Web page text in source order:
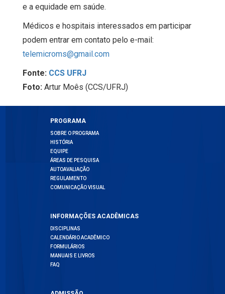
e a equidade em saúde.
Médicos e hospitais interessados em participar
podem entrar em contato pelo e-mail:
telemicroms@gmail.com
Fonte: CCS UFRJ
Foto: Artur Moês (CCS/UFRJ)
PROGRAMA
SOBRE O PROGRAMA
HISTÓRIA
EQUIPE
ÁREAS DE PESQUISA
AUTOAVALIAÇÃO
REGULAMENTO
COMUNICAÇÃO VISUAL
INFORMAÇÕES ACADÊMICAS
DISCIPLINAS
CALENDÁRIO ACADÊMICO
FORMULÁRIOS
MANUAIS E LIVROS
FAQ